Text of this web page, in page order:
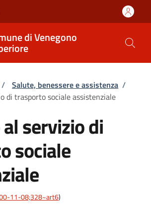
di Venegono
pane
/ Salute, benessere e assistenza /
di trasporto sociale assistenziale
servizio di
sociale
11-08;328~art6)